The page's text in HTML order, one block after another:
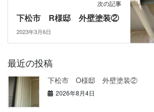
次の記事
下松市 R様邸 外壁塗装②
2023年3月6日
最近の投稿
下松市 O様邸 外壁塗装②
2026年8月4日